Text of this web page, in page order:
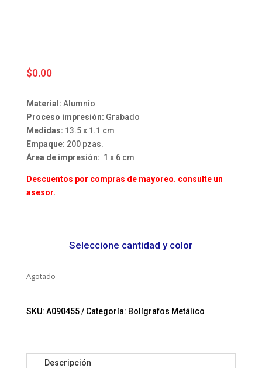
$0.00
Material: Alumnio
Proceso impresión: Grabado
Medidas: 13.5 x 1.1 cm
Empaque: 200 pzas.
Área de impresión: 1 x 6 cm
Descuentos por compras de mayoreo. consulte un
asesor.
Seleccione cantidad y color
Agotado
SKU: A090455 Categoría: Bolígrafos Metálico
Descripción